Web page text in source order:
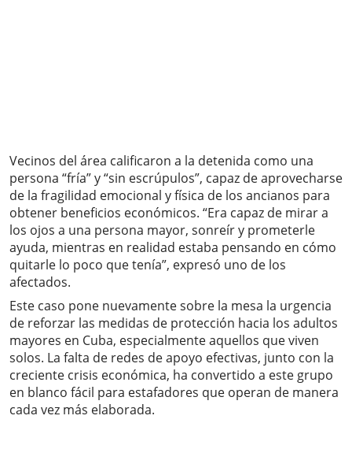
Vecinos del área calificaron a la detenida como una
persona “fría” y “sin escrúpulos”, capaz de aprovecharse
de la fragilidad emocional y física de los ancianos para
obtener beneficios económicos. “Era capaz de mirar a
los ojos a una persona mayor, sonreír y prometerle
ayuda, mientras en realidad estaba pensando en cómo
quitarle lo poco que tenía”, expresó uno de los
afectados.
Este caso pone nuevamente sobre la mesa la urgencia
de reforzar las medidas de protección hacia los adultos
mayores en Cuba, especialmente aquellos que viven
solos. La falta de redes de apoyo efectivas, junto con la
creciente crisis económica, ha convertido a este grupo
en blanco fácil para estafadores que operan de manera
cada vez más elaborada.